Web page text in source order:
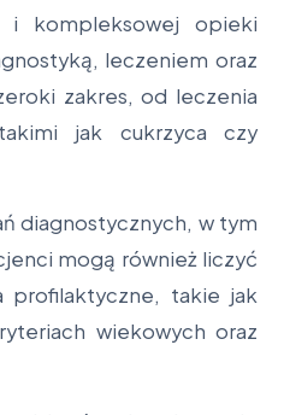
i kompleksowej opieki
leczeniem oraz
zakres, od leczenia
jak cukrzyca czy
diagnostycznych, w tym
mogą również liczyć
profilaktyczne, takie jak
wiekowych oraz